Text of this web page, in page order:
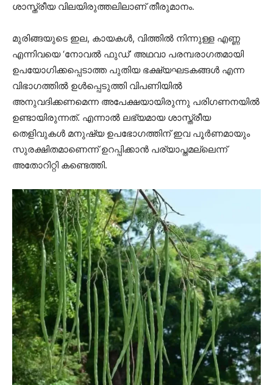
ശാസ്ത്രീയ വിലയിരുത്തലിലാണ് തീരുമാനം.
മുരിങ്ങയുടെ ഇല, കായകള്‍, വിത്തില്‍ നിന്നുള്ള എണ്ണ
എന്നിവയെ ‘നോവല്‍ ഫുഡ്’ അഥവാ പരമ്പരാഗതമായി
ഉപയോഗിക്കപ്പെടാത്ത പുതിയ ഭക്ഷ്യഘടകങ്ങള്‍ എന്ന
വിഭാഗത്തില്‍ ഉള്‍പ്പെടുത്തി വിപണിയില്‍
അനുവദിക്കണമെന്ന അപേക്ഷയായിരുന്നു പരിഗണനയില്‍
ഉണ്ടായിരുന്നത്. എന്നാല്‍ ലഭ്യമായ ശാസ്ത്രീയ
തെളിവുകള്‍ മനുഷ്യ ഉപഭോഗത്തിന് ഇവ പൂര്‍ണമായും
സുരക്ഷിതമാണെന്ന് ഉറപ്പിക്കാന്‍ പര്യാപ്തമല്ലെന്ന്
അതോറിറ്റി കണ്ടെത്തി.